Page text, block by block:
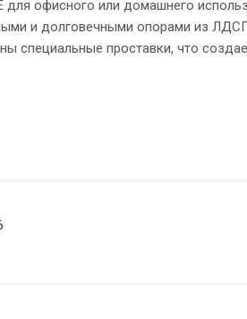
офисного или домашнего
и долговечными опорами из
специальные проставки, что
гарантируют отсутствие
прочными силовыми
на неровном полу.